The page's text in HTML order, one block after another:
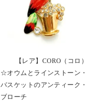
【レア】CORO（コロ）
☆オウムとラインストーン・
バスケットのアンティーク・
ブローチ